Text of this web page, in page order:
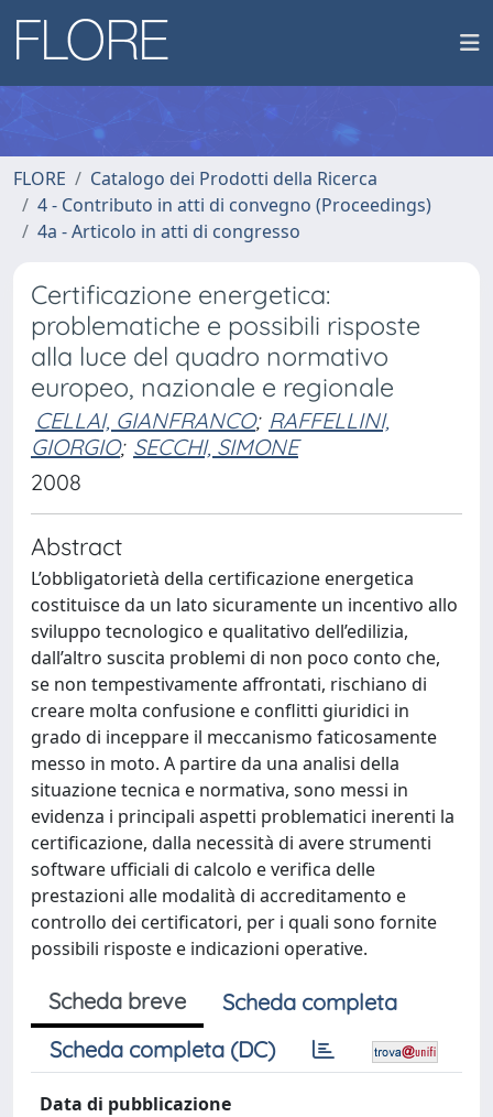
FLORE
Catalogo dei Prodotti della Ricerca
4 - Contributo in atti di convegno (Proceedings)
4a - Articolo in atti di congresso
Certificazione energetica:
problematiche e possibili risposte
alla luce del quadro normativo
europeo, nazionale e regionale
CELLAI, GIANFRANCO; RAFFELLINI,
GIORGIO; SECCHI, SIMONE
2008
Abstract
L’obbligatorietà della certificazione energetica
costituisce da un lato sicuramente un incentivo allo
sviluppo tecnologico e qualitativo dell’edilizia,
dall’altro suscita problemi di non poco conto che,
se non tempestivamente affrontati, rischiano di
creare molta confusione e conflitti giuridici in
grado di inceppare il meccanismo faticosamente
messo in moto. A partire da una analisi della
situazione tecnica e normativa, sono messi in
evidenza i principali aspetti problematici inerenti la
certificazione, dalla necessità di avere strumenti
software ufficiali di calcolo e verifica delle
prestazioni alle modalità di accreditamento e
controllo dei certificatori, per i quali sono fornite
possibili risposte e indicazioni operative.
Scheda breve
Scheda completa
Scheda completa (DC)
Data di pubblicazione